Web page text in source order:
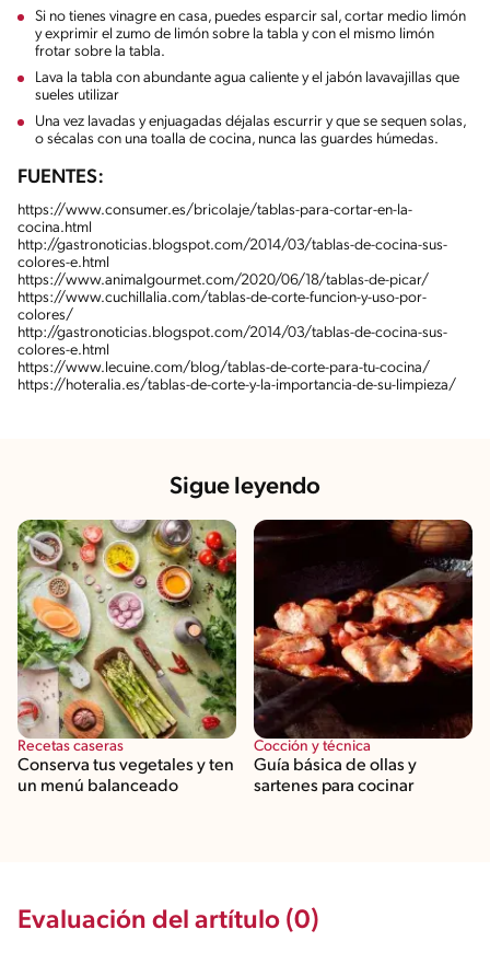
Si no tienes vinagre en casa, puedes esparcir sal, cortar medio limón
y exprimir el zumo de limón sobre la tabla y con el mismo limón
frotar sobre la tabla.
Lava la tabla con abundante agua caliente y el jabón lavavajillas que
sueles utilizar
Una vez lavadas y enjuagadas déjalas escurrir y que se sequen solas,
o sécalas con una toalla de cocina, nunca las guardes húmedas.
FUENTES:
https://www.consumer.es/bricolaje/tablas-para-cortar-en-la-
cocina.html
http://gastronoticias.blogspot.com/2014/03/tablas-de-cocina-sus-
colores-e.html
https://www.animalgourmet.com/2020/06/18/tablas-de-picar/
https://www.cuchillalia.com/tablas-de-corte-funcion-y-uso-por-
colores/
http://gastronoticias.blogspot.com/2014/03/tablas-de-cocina-sus-
colores-e.html
https://www.lecuine.com/blog/tablas-de-corte-para-tu-cocina/
https://hoteralia.es/tablas-de-corte-y-la-importancia-de-su-limpieza/
Sigue leyendo
Recetas caseras
Conserva tus vegetales y ten
un menú balanceado
Cocción y técnica
Guía básica de ollas y
sartenes para cocinar
Evaluación del artítulo (0)